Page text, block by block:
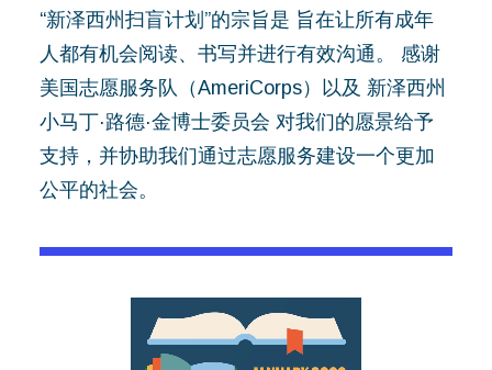
“新泽西州扫盲计划”的宗旨是 旨在让所有成年
人都有机会阅读、书写并进行有效沟通。 感谢
美国志愿服务队（AmeriCorps）以及 新泽西州
小马丁·路德·金博士委员会 对我们的愿景给予
支持，并协助我们通过志愿服务建设一个更加
公平的社会。